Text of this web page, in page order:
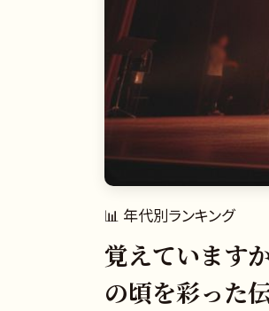
📊 年代別ランキング
覚えています
の頃を彩った